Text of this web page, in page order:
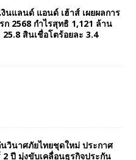
นแลนด์ แอนด์ เฮ้าส์ เผยผลการ
ก 2568 กำไรสุทธิ 1,121 ล้าน
สินเชื่อโตร้อยละ 3.4
วินาศภัยไทยชุดใหม่ ประกาศ
ปี มุ่งขับเคลื่อนธุรกิจประกัน